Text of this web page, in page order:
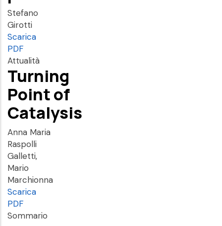
Stefano
Girotti
Scarica
PDF
Attualità
Turning
Point of
Catalysis
Anna Maria
Raspolli
Galletti,
Mario
Marchionna
Scarica
PDF
Sommario